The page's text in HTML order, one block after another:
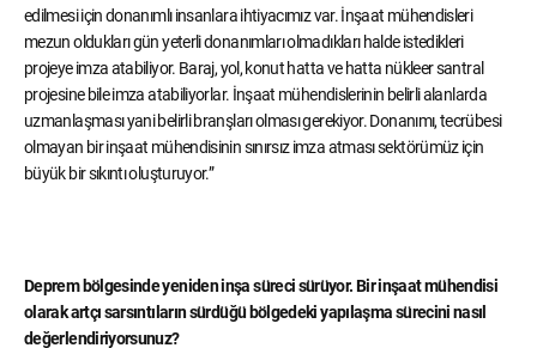
edilmesi için donanımlı insanlara ihtiyacımız var. İnşaat mühendisleri
mezun oldukları gün yeterli donanımları olmadıkları halde istedikleri
projeye imza atabiliyor. Baraj, yol, konut hatta ve hatta nükleer santral
projesine bile imza atabiliyorlar. İnşaat mühendislerinin belirli alanlarda
uzmanlaşması yani belirli branşları olması gerekiyor. Donanımı, tecrübesi
olmayan bir inşaat mühendisinin sınırsız imza atması sektörümüz için
büyük bir sıkıntı oluşturuyor.”
Deprem bölgesinde yeniden inşa süreci sürüyor. Bir inşaat mühendisi
olarak artçı sarsıntıların sürdüğü bölgedeki yapılaşma sürecini nasıl
değerlendiriyorsunuz?